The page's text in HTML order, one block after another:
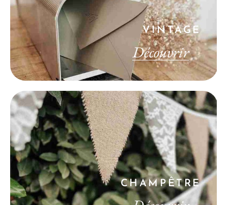
VINTAGE
Découvrir
CHAMPÊTRE